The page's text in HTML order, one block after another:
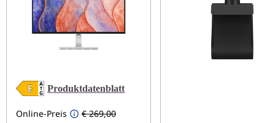
Produktdatenblatt
Online-Preis € 269,00